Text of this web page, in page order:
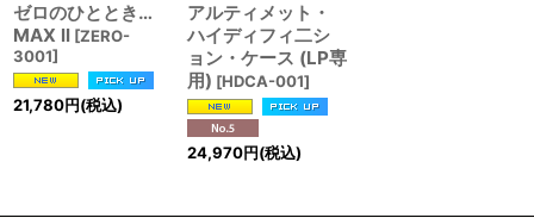
ゼロのひととき…
MAX ll [ZERO-
3001]
21,780円(税込)
アルティメット・
ハイディフィ二シ
ョン・ケース (LP専
用) [HDCA-001]
24,970円(税込)